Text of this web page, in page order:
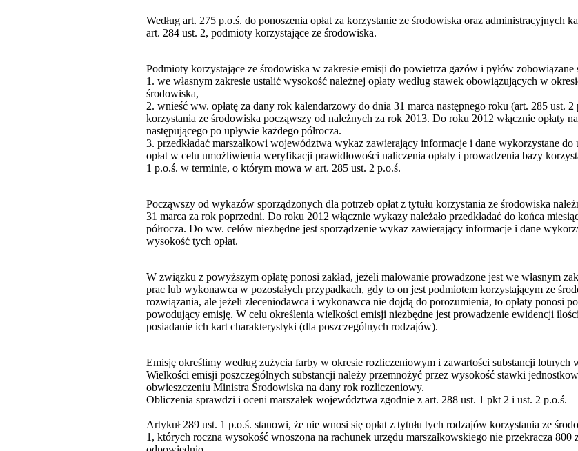
Według art. 275 p.o.ś. do ponoszenia opłat za korzystanie ze środowiska oraz administracyjnych
art. 284 ust. 2, podmioty korzystające ze środowiska.
Podmioty korzystające ze środowiska w zakresie emisji do powietrza gazów i pyłów zobowiązane
1. we własnym zakresie ustalić wysokość należnej opłaty według stawek obowiązujących w
środowiska,
2. wnieść ww. opłatę za dany rok kalendarzowy do dnia 31 marca następnego roku (art. 285 ust. 2
korzystania ze środowiska począwszy od należnych za rok 2013. Do roku 2012 włącznie opłaty
następującego po upływie każdego półrocza.
3. przedkładać marszałkowi województwa wykaz zawierający informacje i dane wykorzystane do
opłat w celu umożliwienia weryfikacji prawidłowości naliczenia opłaty i prowadzenia bazy
1 p.o.ś. w terminie, o którym mowa w art. 285 ust. 2 p.o.ś.
Począwszy od wykazów sporządzonych dla potrzeb opłat z tytułu korzystania ze środowiska
31 marca za rok poprzedni. Do roku 2012 włącznie wykazy należało przedkładać do końca
półrocza. Do ww. celów niezbędne jest sporządzenie wykaz zawierający informacje i dane
wysokość tych opłat.
W związku z powyższym opłatę ponosi zakład, jeżeli malowanie prowadzone jest we własnym
prac lub wykonawca w pozostałych przypadkach, gdy to on jest podmiotem korzystającym ze
rozwiązania, ale jeżeli zleceniodawca i wykonawca nie dojdą do porozumienia, to opłaty ponosi
powodujący emisję. W celu określenia wielkości emisji niezbędne jest prowadzenie ewidencji
posiadanie ich kart charakterystyki (dla poszczególnych rodzajów).
Emisję określimy według zużycia farby w okresie rozliczeniowym i zawartości substancji lotnych
Wielkości emisji poszczególnych substancji należy przemnożyć przez wysokość stawki
obwieszczeniu Ministra Środowiska na dany rok rozliczeniowy.
Obliczenia sprawdzi i oceni marszałek województwa zgodnie z art. 288 ust. 1 pkt 2 i ust. 2 p.o.ś.
Artykuł 289 ust. 1 p.o.ś. stanowi, że nie wnosi się opłat z tytułu tych rodzajów korzystania ze
1, których roczna wysokość wnoszona na rachunek urzędu marszałkowskiego nie przekracza 800